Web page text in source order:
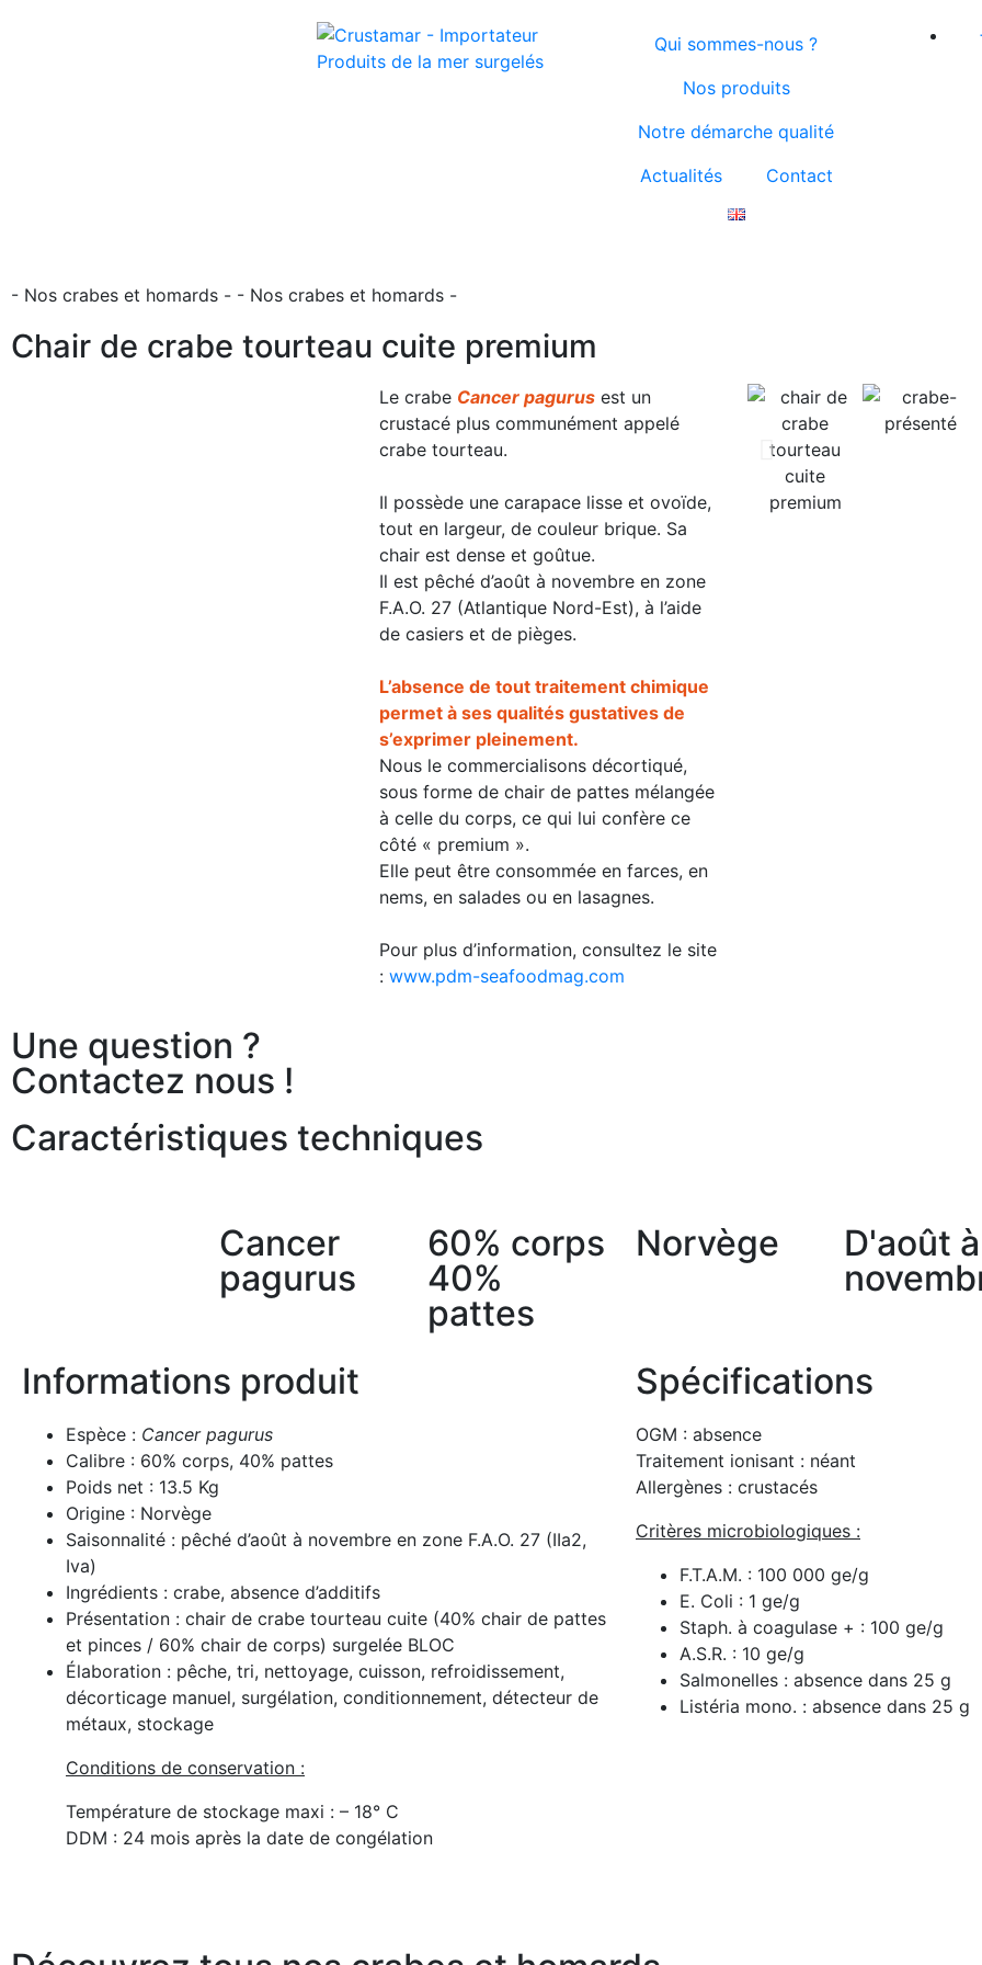
Qui sommes-nous ?
Nos produits
Notre démarche qualité
Actualités
Contact
- Nos crabes et homards - - Nos crabes et homards -
Chair de crabe tourteau cuite premium
Le crabe Cancer pagurus est un
crustacé plus communément appelé
crabe tourteau.
Il possède une carapace lisse et ovoïde,
tout en largeur, de couleur brique. Sa
chair est dense et goûtue.
Il est pêché d’août à novembre en zone
F.A.O. 27 (Atlantique Nord-Est), à l’aide
de casiers et de pièges.
L’absence de tout traitement chimique
permet à ses qualités gustatives de
s’exprimer pleinement.
Nous le commercialisons décortiqué,
sous forme de chair de pattes mélangée
à celle du corps, ce qui lui confère ce
côté « premium ».
Elle peut être consommée en farces, en
nems, en salades ou en lasagnes.
Pour plus d’information, consultez le site
: www.pdm-seafoodmag.com
Une question ?
Contactez nous !
Caractéristiques techniques
Cancer
pagurus
60% corps
40%
pattes
Norvège
D'août à
Informations produit
Espèce : Cancer pagurus
Calibre : 60% corps, 40% pattes
Poids net : 13.5 Kg
Origine : Norvège
Saisonnalité : pêché d’août à novembre en zone F.A.O. 27 (IIa2,
Iva)
Ingrédients : crabe, absence d’additifs
Présentation : chair de crabe tourteau cuite (40% chair de pattes
et pinces / 60% chair de corps) surgelée BLOC
Élaboration : pêche, tri, nettoyage, cuisson, refroidissement,
décorticage manuel, surgélation, conditionnement, détecteur de
métaux, stockage
Conditions de conservation :
Température de stockage maxi : – 18° C
DDM : 24 mois après la date de congélation
Spécifications
OGM : absence
Traitement ionisant : néant
Allergènes : crustacés
Critères microbiologiques :
F.T.A.M. : 100 000 ge/g
E. Coli : 1 ge/g
Staph. à coagulase + : 100 ge/g
A.S.R. : 10 ge/g
Salmonelles : absence dans 25 g
Listéria mono. : absence dans 25 g